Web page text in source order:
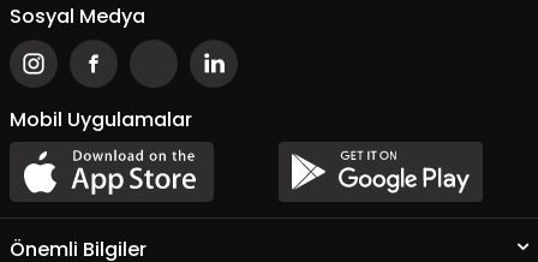
Sosyal Medya
Mobil Uygulamalar
Önemli Bilgiler